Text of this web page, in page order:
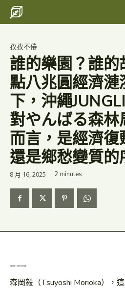
孜孜不倦
誰的樂園？誰
點八兆圓經濟漣
下，沖繩
對やんばる森林
而言，是經濟復
還是鄉愁變質的
8 月 16, 2025 2minutes
再臨的操盤手：森岡毅與刀的琉球宿願
森岡毅（Tsuyoshi Morioka），